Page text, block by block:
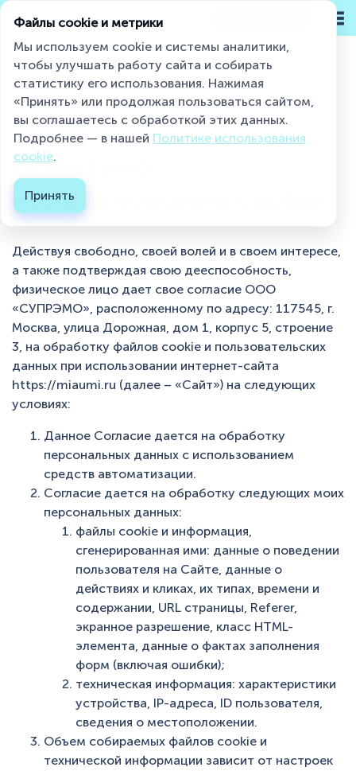
Miaumi® на страже чистоты и свежести
Каталог
О бренде
Контакты
Контакты
+7 (495) 223-95-39
hello@miaumi.ru
Политика использования cookie...
Политика
использования cookie
Действуя свободно, своей волей и в своем интересе,
а также подтверждая свою дееспособность,
физическое лицо дает свое согласие ООО
«СУПРЭМО», расположенному по адресу: 117545, г.
Москва, улица Дорожная, дом 1, корпус 5, строение
3, на обработку файлов cookie и пользовательских
данных при использовании интернет-сайта
https://miaumi.ru (далее – «Сайт») на следующих
условиях:
Данное Согласие дается на обработку
персональных данных с использованием
средств автоматизации.
Согласие дается на обработку следующих моих
персональных данных:
файлы cookie и информация,
сгенерированная ими: данные о поведении
пользователя на Сайте, данные о
действиях и кликах, их типах, времени и
содержании, URL страницы, Referer,
экранное разрешение, класс HTML-
элемента, данные о фактах заполнения
форм (включая ошибки);
техническая информация: характеристики
устройства, IP-адреса, ID пользователя,
сведения о местоположении.
Объем собираемых файлов cookie и
технической информации зависит от настроек
Файлы cookie и метрики
Мы используем cookie и системы аналитики,
чтобы улучшать работу сайта и собирать
статистику его использования. Нажимая
«Принять» или продолжая пользоваться сайтом,
вы соглашаетесь с обработкой этих данных.
Подробнее — в нашей Политике использования
cookie.
Принять